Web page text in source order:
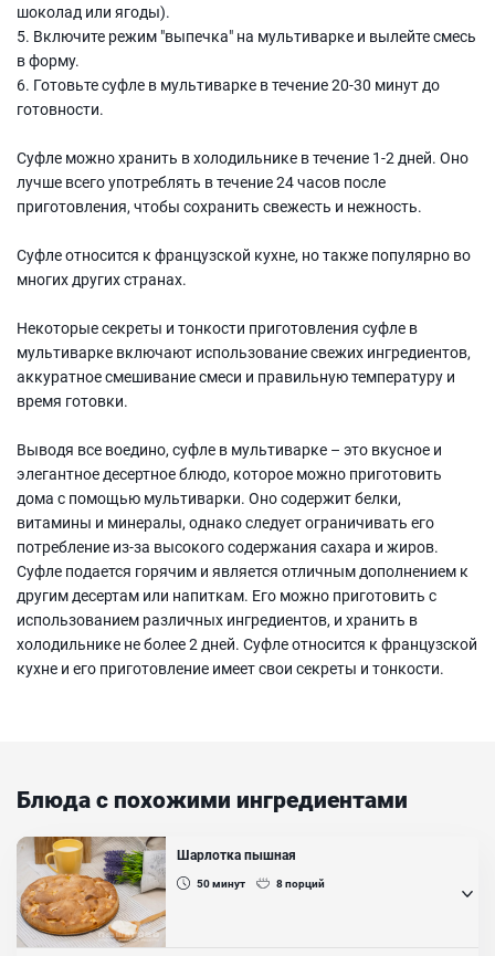
шоколад или ягоды).
5. Включите режим "выпечка" на мультиварке и вылейте смесь
в форму.
6. Готовьте суфле в мультиварке в течение 20-30 минут до
готовности.
Суфле можно хранить в холодильнике в течение 1-2 дней. Оно
лучше всего употреблять в течение 24 часов после
приготовления, чтобы сохранить свежесть и нежность.
Суфле относится к французской кухне, но также популярно во
многих других странах.
Некоторые секреты и тонкости приготовления суфле в
мультиварке включают использование свежих ингредиентов,
аккуратное смешивание смеси и правильную температуру и
время готовки.
Выводя все воедино, суфле в мультиварке – это вкусное и
элегантное десертное блюдо, которое можно приготовить
дома с помощью мультиварки. Оно содержит белки,
витамины и минералы, однако следует ограничивать его
потребление из-за высокого содержания сахара и жиров.
Суфле подается горячим и является отличным дополнением к
другим десертам или напиткам. Его можно приготовить с
использованием различных ингредиентов, и хранить в
холодильнике не более 2 дней. Суфле относится к французской
кухне и его приготовление имеет свои секреты и тонкости.
Блюда с похожими ингредиентами
Шарлотка пышная
50минут 8порций